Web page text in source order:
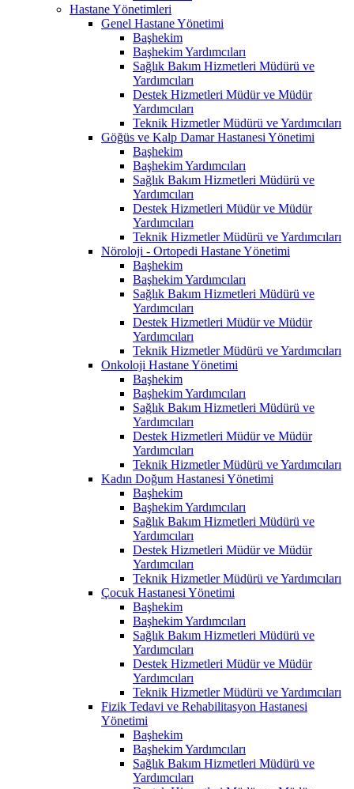
Hastane Yönetimleri
Genel Hastane Yönetimi
Başhekim
Başhekim Yardımcıları
Sağlık Bakım Hizmetleri Müdürü ve
Yardımcıları
Destek Hizmetleri Müdür ve Müdür
Yardımcıları
Teknik Hizmetler Müdürü ve Yardımcıları
Göğüs ve Kalp Damar Hastanesi Yönetimi
Başhekim
Başhekim Yardımcıları
Sağlık Bakım Hizmetleri Müdürü ve
Yardımcıları
Destek Hizmetleri Müdür ve Müdür
Yardımcıları
Teknik Hizmetler Müdürü ve Yardımcıları
Nöroloji - Ortopedi Hastane Yönetimi
Başhekim
Başhekim Yardımcıları
Sağlık Bakım Hizmetleri Müdürü ve
Yardımcıları
Destek Hizmetleri Müdür ve Müdür
Yardımcıları
Teknik Hizmetler Müdürü ve Yardımcıları
Onkoloji Hastane Yönetimi
Başhekim
Başhekim Yardımcıları
Sağlık Bakım Hizmetleri Müdürü ve
Yardımcıları
Destek Hizmetleri Müdür ve Müdür
Yardımcıları
Teknik Hizmetler Müdürü ve Yardımcıları
Kadın Doğum Hastanesi Yönetimi
Başhekim
Başhekim Yardımcıları
Sağlık Bakım Hizmetleri Müdürü ve
Yardımcıları
Destek Hizmetleri Müdür ve Müdür
Yardımcıları
Teknik Hizmetler Müdürü ve Yardımcıları
Çocuk Hastanesi Yönetimi
Başhekim
Başhekim Yardımcıları
Sağlık Bakım Hizmetleri Müdürü ve
Yardımcıları
Destek Hizmetleri Müdür ve Müdür
Yardımcıları
Teknik Hizmetler Müdürü ve Yardımcıları
Fizik Tedavi ve Rehabilitasyon Hastanesi
Yönetimi
Başhekim
Başhekim Yardımcıları
Sağlık Bakım Hizmetleri Müdürü ve
Yardımcıları